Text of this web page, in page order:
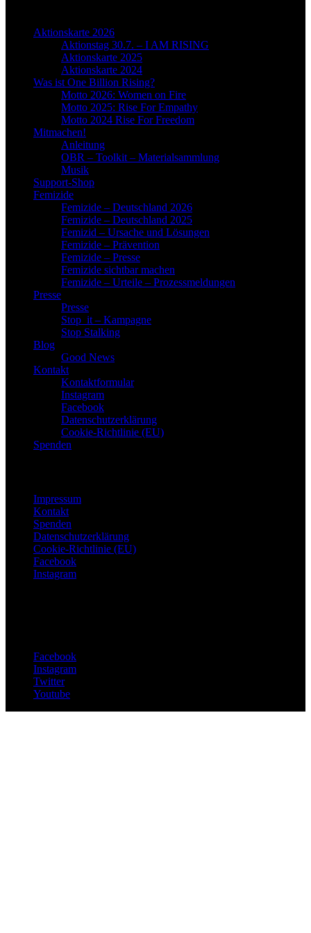
Aktionskarte 2026
Aktionstag 30.7. – I AM RISING
Aktionskarte 2025
Aktionskarte 2024
Was ist One Billion Rising?
Motto 2026: Women on Fire
Motto 2025: Rise For Empathy
Motto 2024 Rise For Freedom
Mitmachen!
Anleitung
OBR – Toolkit – Materialsammlung
Musik
Support-Shop
Femizide
Femizide – Deutschland 2026
Femizide – Deutschland 2025
Femizid – Ursache und Lösungen
Femizide – Prävention
Femizide – Presse
Femizide sichtbar machen
Femizide – Urteile – Prozessmeldungen
Presse
Presse
Stop_it – Kampagne
Stop Stalking
Blog
Good News
Kontakt
Kontaktformular
Instagram
Facebook
Datenschutzerklärung
Cookie-Richtlinie (EU)
Spenden
Impressum
Kontakt
Spenden
Datenschutzerklärung
Cookie-Richtlinie (EU)
Facebook
Instagram
Facebook
Instagram
Twitter
Youtube